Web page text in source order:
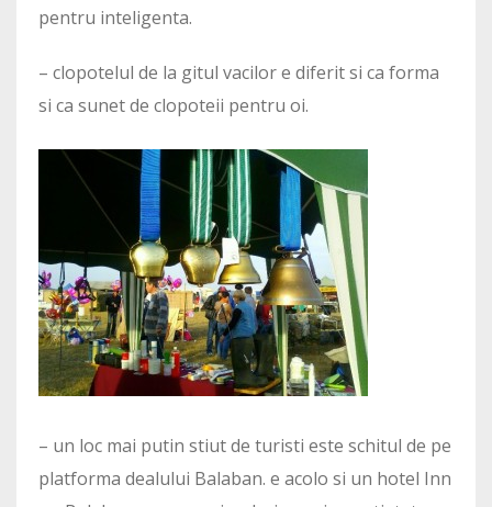
pentru inteligenta.
– clopotelul de la gitul vacilor e diferit si ca forma
si ca sunet de clopoteii pentru oi.
– un loc mai putin stiut de turisti este schitul de pe
platforma dealului Balaban. e acolo si un hotel Inn